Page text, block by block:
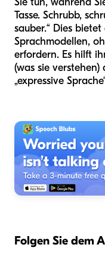
Tasse. Schrubb,
sauber.“ Dies
Sprachmodellen,
erfordern. Es hilft
(was sie
„expressive
Folgen Sie dem